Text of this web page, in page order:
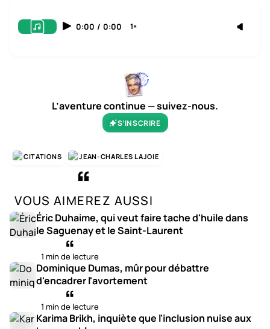
0:00 / 0:00 1×
L’aventure continue — suivez-nous.
S’INSCRIRE
CITATIONS JEAN-CHARLES LAJOIE
VOUS AIMEREZ AUSSI
Éric Duhaime, qui veut faire tache d'huile dans
le Saguenay et le Saint-Laurent
1 min de lecture
Dominique Dumas, mûr pour débattre
d'encadrer l'avortement
1 min de lecture
Karima Brikh, inquiète que l'inclusion nuise aux